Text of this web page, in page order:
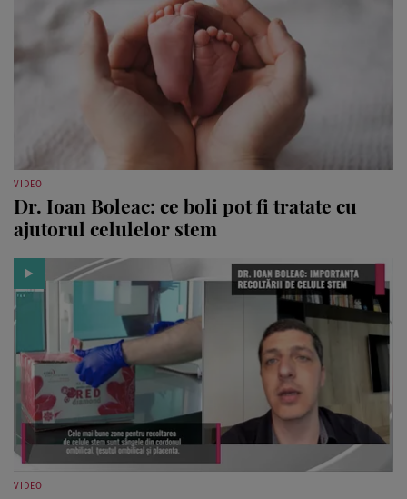
VIDEO
Dr. Ioan Boleac: ce boli pot fi tratate cu
ajutorul celulelor stem
VIDEO